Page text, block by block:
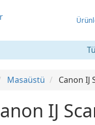
Masaüstü Canon IJ
IJ